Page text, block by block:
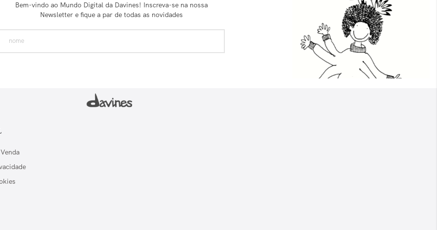
Bem-vindo ao Mundo Digital da Davines! Inscreva-se na nossa
Newsletter e fique a par de todas as novidades